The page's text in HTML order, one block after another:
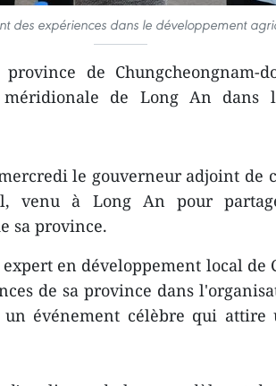
des expériences dans le développement
de Chungcheongnam-
de Long An dans
le gouverneur adjoint de
venu à Long An pour
sa province.
en développement local de
de sa province dans
un événement célèbre qui